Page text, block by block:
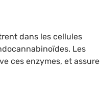
dans les cellules
Les
ces enzymes, et assure